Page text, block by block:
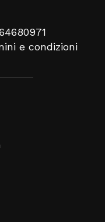
e condizioni